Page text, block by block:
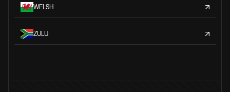
WELSH
ZULU